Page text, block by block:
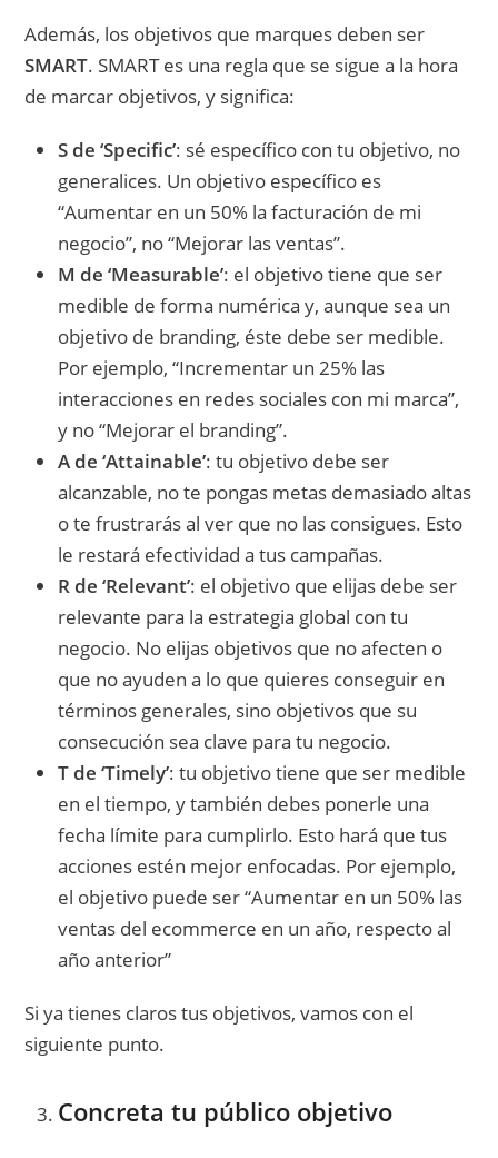
Además, los objetivos que marques deben ser
SMART. SMART es una regla que se sigue a la hora
de marcar objetivos, y significa:
S de ‘Specific’: sé específico con tu objetivo, no
generalices. Un objetivo específico es
“Aumentar en un 50% la facturación de mi
negocio”, no “Mejorar las ventas”.
M de ‘Measurable’: el objetivo tiene que ser
medible de forma numérica y, aunque sea un
objetivo de branding, éste debe ser medible.
Por ejemplo, “Incrementar un 25% las
interacciones en redes sociales con mi marca”,
y no “Mejorar el branding”.
A de ‘Attainable’: tu objetivo debe ser
alcanzable, no te pongas metas demasiado altas
o te frustrarás al ver que no las consigues. Esto
le restará efectividad a tus campañas.
R de ‘Relevant’: el objetivo que elijas debe ser
relevante para la estrategia global con tu
negocio. No elijas objetivos que no afecten o
que no ayuden a lo que quieres conseguir en
términos generales, sino objetivos que su
consecución sea clave para tu negocio.
T de ‘Timely’: tu objetivo tiene que ser medible
en el tiempo, y también debes ponerle una
fecha límite para cumplirlo. Esto hará que tus
acciones estén mejor enfocadas. Por ejemplo,
el objetivo puede ser “Aumentar en un 50% las
ventas del ecommerce en un año, respecto al
año anterior”
Si ya tienes claros tus objetivos, vamos con el
siguiente punto.
Concreta tu público objetivo